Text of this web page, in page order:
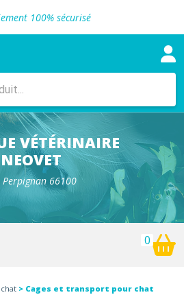
100% sécurisé
en clinique vétérinaire
de croquettes vétérinaire
en clinique vétérinaire
gratuit en clinique
de croquettes vétérinaire
VÉTÉRINAIRE
NEOVET
Perpignan 66100
0
> Cages et transport pour chat